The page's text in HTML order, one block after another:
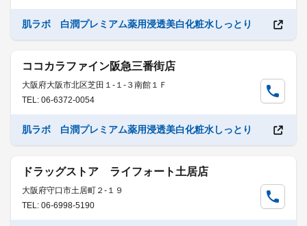
肌ラボ 白潤プレミアム薬用浸透美白化粧水しっとり
ココカラファイン阪急三番街店
大阪府大阪市北区芝田１-１-３南館１Ｆ
TEL: 06-6372-0054
肌ラボ 白潤プレミアム薬用浸透美白化粧水しっとり
ドラッグストア ライフォート土居店
大阪府守口市土居町２-１９
TEL: 06-6998-5190